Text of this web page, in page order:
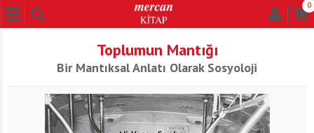
0
Toplumun Mantığı
Bir Mantıksal Anlatı Olarak Sosyoloji